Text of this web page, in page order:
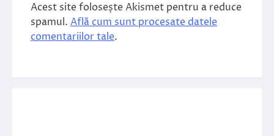
Acest site folosește Akismet pentru a reduce
spamul. Află cum sunt procesate datele
comentariilor tale.